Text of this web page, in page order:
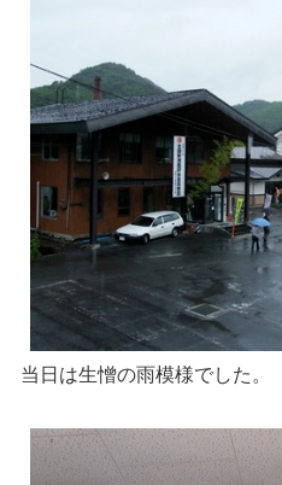
当日は生憎の雨模様でした。